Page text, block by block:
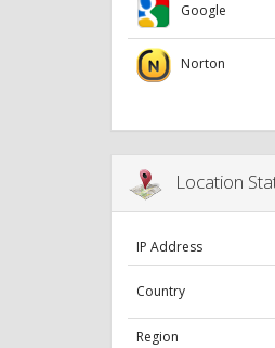
Google
Norton
Location
IP Address
Country
Region